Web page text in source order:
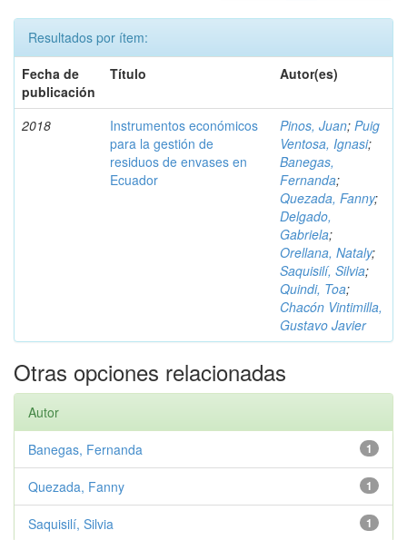
Resultados por ítem:
Fecha de
publicación
Título Autor(es)
2018
Instrumentos económicos
para la gestión de
residuos de envases en
Ecuador
Pinos, Juan; Puig
Ventosa, Ignasi;
Banegas,
Fernanda;
Quezada, Fanny;
Delgado,
Gabriela;
Orellana, Nataly;
Saquisilí, Silvia;
Quindi, Toa;
Chacón Vintimilla,
Gustavo Javier
Otras opciones relacionadas
Autor
1
Banegas, Fernanda
1
Quezada, Fanny
1
Saquisilí, Silvia